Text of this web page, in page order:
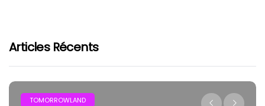
Articles Récents